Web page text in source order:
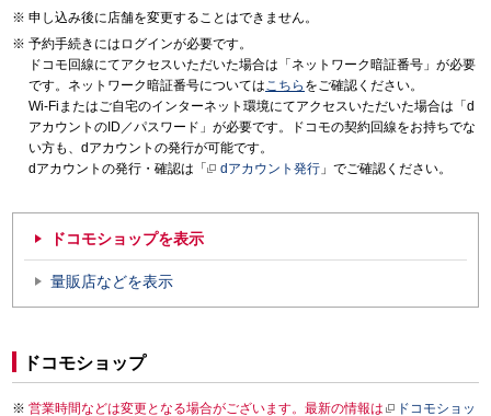
申し込み後に店舗を変更することはできません。
予約手続きにはログインが必要です。
ドコモ回線にてアクセスいただいた場合は「ネットワーク暗証番号」が必要
です。ネットワーク暗証番号についてはこちら をご確認ください。
Wi-Fiまたはご自宅のインターネット環境にてアクセスいただいた場合は「d
アカウントのID／パスワード」が必要です。ドコモの契約回線をお持ちでな
い方も、dアカウントの発行が可能です。
dアカウントの発行・確認は「
dアカウント発行 」でご確認ください。
ドコモショップを表示
量販店などを表示
ドコモショップ
営業時間などは変更となる場合がございます。最新の情報は
ドコモショッ